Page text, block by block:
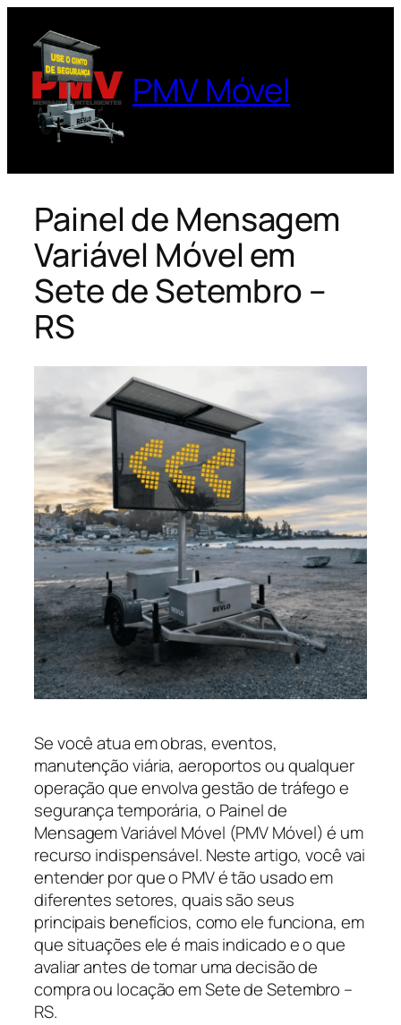
para
conteúdo
PMV Móvel
Painel de Mensagem
Variável Móvel em
Sete de Setembro –
RS
Se você atua em obras, eventos,
manutenção viária, aeroportos ou qualquer
operação que envolva gestão de tráfego e
segurança temporária, o Painel de
Mensagem Variável Móvel (PMV Móvel) é um
recurso indispensável. Neste artigo, você vai
entender por que o PMV é tão usado em
diferentes setores, quais são seus
principais benefícios, como ele funciona, em
que situações ele é mais indicado e o que
avaliar antes de tomar uma decisão de
compra ou locação em Sete de Setembro –
RS.